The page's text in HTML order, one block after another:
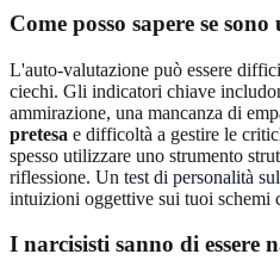
Come posso sapere se
L'auto-valutazione può essere
ciechi. Gli indicatori chiave
ammirazione, una mancanza di
pretesa e difficoltà a gestire le
spesso utilizzare uno strumento
riflessione. Un test di personalità
intuizioni oggettive sui tuoi schemi
I narcisisti sanno di essere